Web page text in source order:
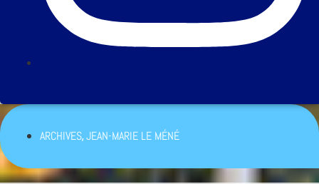
ARCHIVES,JEAN-MARIE LE MÉNÉ